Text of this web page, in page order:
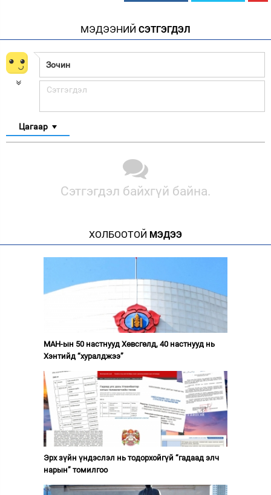
МЭДЭЭНИЙ СЭТГЭГДЭЛ
Цагаар
Сэтгэгдэл байхгүй байна.
ХОЛБООТОЙ МЭДЭЭ
МАН-ын 50 настнууд Хөвсгөлд, 40 настнууд нь
Хэнтийд “хуралджээ”
Эрх зүйн үндэслэл нь тодорхойгүй “гадаад элч
нарын” томилгоо